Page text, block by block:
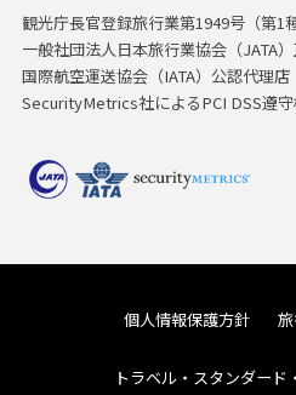
観光庁長官登録旅行業第1949号（第1種
一般社団法人日本旅行業協会（JATA
国際航空運送協会（IATA）公認代理店
SecurityMetrics社によるPCI DSS遵
個人情報保護方針
トラベル・スタンダー